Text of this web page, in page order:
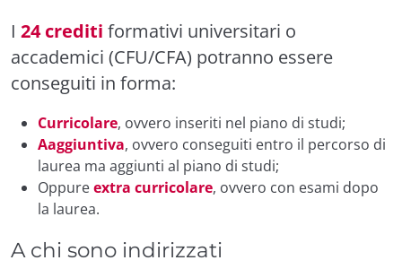
I 24 crediti formativi universitari o
accademici (CFU/CFA) potranno essere
conseguiti in forma:
Curricolare, ovvero inseriti nel piano di studi;
Aaggiuntiva, ovvero conseguiti entro il percorso di
laurea ma aggiunti al piano di studi;
Oppureextra curricolare, ovvero con esami dopo
la laurea.
A chi sono indirizzati